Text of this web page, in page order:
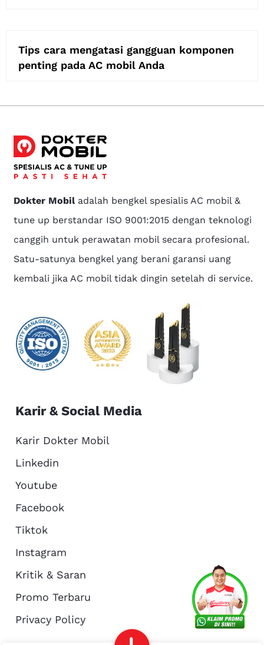
About Us
Reservasi Article
Tips cara mengatasi gangguan komponen
penting pada AC mobil Anda
Dokter Mobiladalah bengkel spesialis AC mobil &
tune up berstandar ISO 9001:2015 dengan teknologi
canggih untuk perawatan mobil secara profesional.
Satu-satunya bengkel yang berani garansi uang
kembali jika AC mobil tidak dingin setelah di service.
Karir & Social Media
Karir Dokter Mobil
Linkedin
Youtube
Facebook
Tiktok
Instagram
Kritik & Saran
Promo Terbaru
Privacy Policy